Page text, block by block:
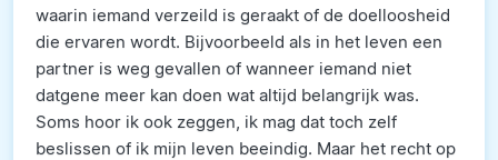
waarin iemand verzeild is geraakt of de doelloosheid
die ervaren wordt. Bijvoorbeeld als in het leven een
partner is weg gevallen of wanneer iemand niet
datgene meer kan doen wat altijd belangrijk was.
Soms hoor ik ook zeggen, ik mag dat toch zelf
beslissen of ik mijn leven beeindig. Maar het recht op